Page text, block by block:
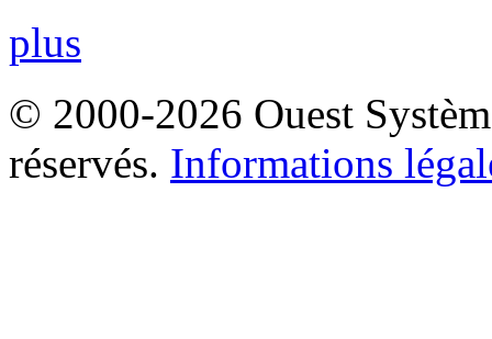
plus
© 2000-2026 Ouest
réservés. Informations